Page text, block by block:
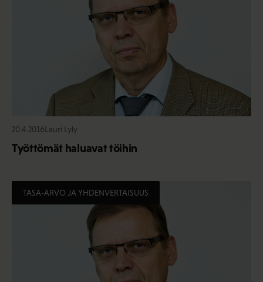
20.4.2016Lauri Lyly
Työttömät haluavat töihin
TASA-ARVO JA YHDENVERTAISUUS